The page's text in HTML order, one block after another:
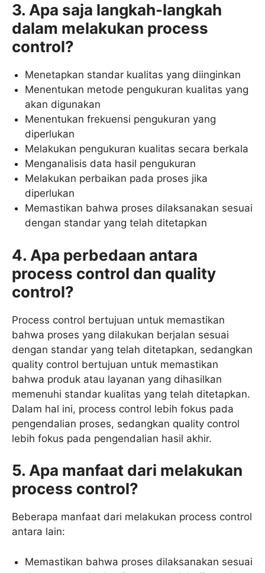
3. Apa saja langkah-langkah
dalam melakukan process
control?
Menetapkan standar kualitas yang diinginkan
Menentukan metode pengukuran kualitas yang
akan digunakan
Menentukan frekuensi pengukuran yang
diperlukan
Melakukan pengukuran kualitas secara berkala
Menganalisis data hasil pengukuran
Melakukan perbaikan pada proses jika
diperlukan
Memastikan bahwa proses dilaksanakan sesuai
dengan standar yang telah ditetapkan
4. Apa perbedaan antara
process control dan quality
control?
Process control bertujuan untuk memastikan
bahwa proses yang dilakukan berjalan sesuai
dengan standar yang telah ditetapkan, sedangkan
quality control bertujuan untuk memastikan
bahwa produk atau layanan yang dihasilkan
memenuhi standar kualitas yang telah ditetapkan.
Dalam hal ini, process control lebih fokus pada
pengendalian proses, sedangkan quality control
lebih fokus pada pengendalian hasil akhir.
5. Apa manfaat dari melakukan
process control?
Beberapa manfaat dari melakukan process control
antara lain:
Memastikan bahwa proses dilaksanakan sesuai